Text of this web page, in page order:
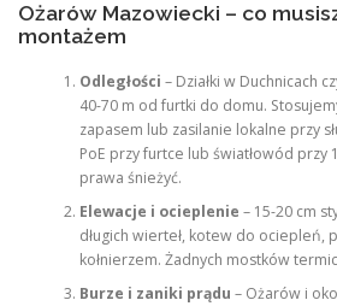
Ożarów Mazowiecki – co
montażem
Odległości – Działki w Duchnicach
40-70 m od furtki do domu.
zapasem lub zasilanie lokalne przy
PoE przy furtce lub światłowód przy
prawa śnieżyć.
Elewacje i ocieplenie – 15-20 cm
długich wierteł, kotew do ociepleń,
kołnierzem. Żadnych mostków
Burze i zaniki prądu – Ożarów i